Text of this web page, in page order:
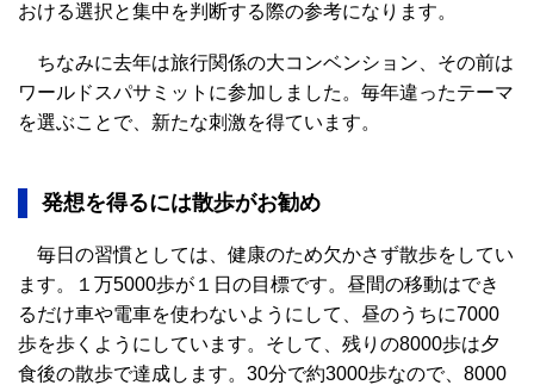
おける選択と集中を判断する際の参考になります。
ちなみに去年は旅行関係の大コンベンション、その前は
ワールドスパサミットに参加しました。毎年違ったテーマ
を選ぶことで、新たな刺激を得ています。
発想を得るには散歩がお勧め
毎日の習慣としては、健康のため欠かさず散歩をしてい
ます。１万5000歩が１日の目標です。昼間の移動はでき
るだけ車や電車を使わないようにして、昼のうちに7000
歩を歩くようにしています。そして、残りの8000歩は夕
食後の散歩で達成します。30分で約3000歩なので、8000